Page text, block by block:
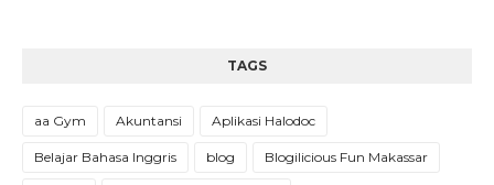
TAGS
aa Gym Akuntansi Aplikasi Halodoc
Belajar Bahasa Inggris blog Blogilicious Fun Makassar